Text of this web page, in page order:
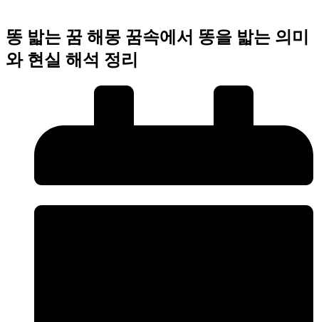
똥 밟는 꿈 해몽 꿈속에서 똥을 밟는 의미
와 현실 해석 정리